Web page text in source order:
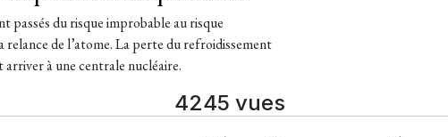
passés du risque improbable au risque
relance de l’atome. La perte du refroidissement
à une centrale nucléaire.​
4245 vues